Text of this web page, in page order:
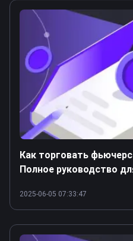
Как торговать
Полное руководство
2025-06-05 07:33:47